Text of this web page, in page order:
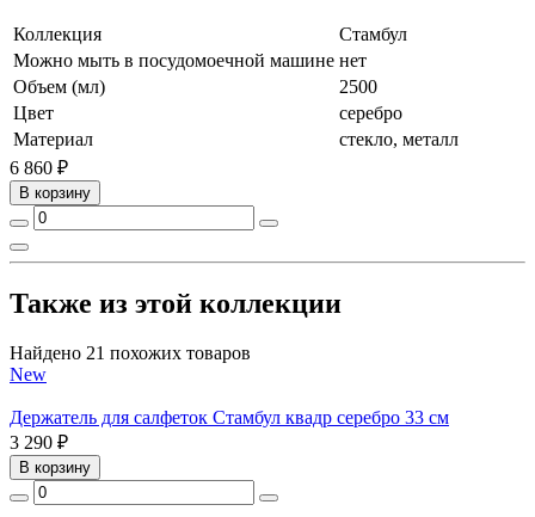
Коллекция
Стамбул
Можно мыть в посудомоечной машине нет
Объем (мл)
2500
Цвет
серебро
Материал
стекло, металл
6 860 ₽
В корзину
Также из этой коллекции
Найдено 21 похожих товаров
New
Держатель для салфеток Стамбул квадр серебро 33 см
3 290 ₽
В корзину